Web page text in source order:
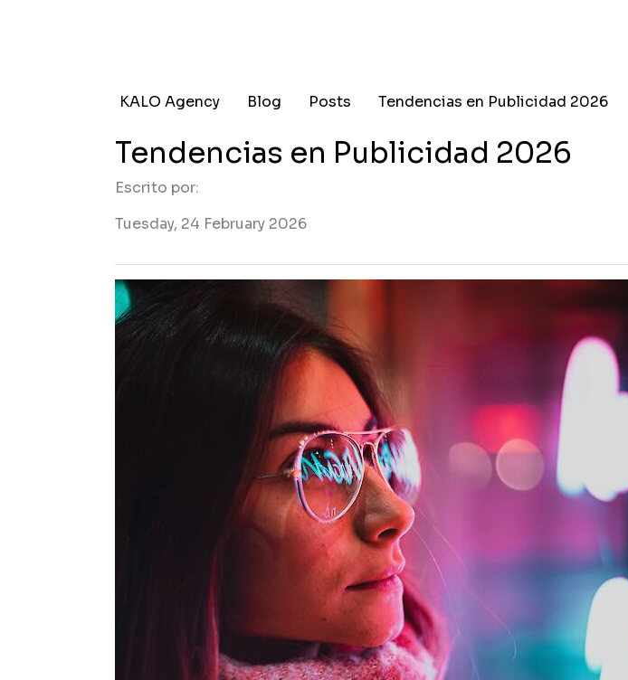
KALO Agency Blog Posts Tendencias en Publicidad 2026
Tendencias en Publicidad 2026
Escrito por:
Tuesday, 24 February 2026